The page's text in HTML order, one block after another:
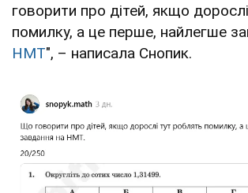
говорити про дітей, якщо
помилку, а це перше, найлегше
НМТ", – написала Снопик.